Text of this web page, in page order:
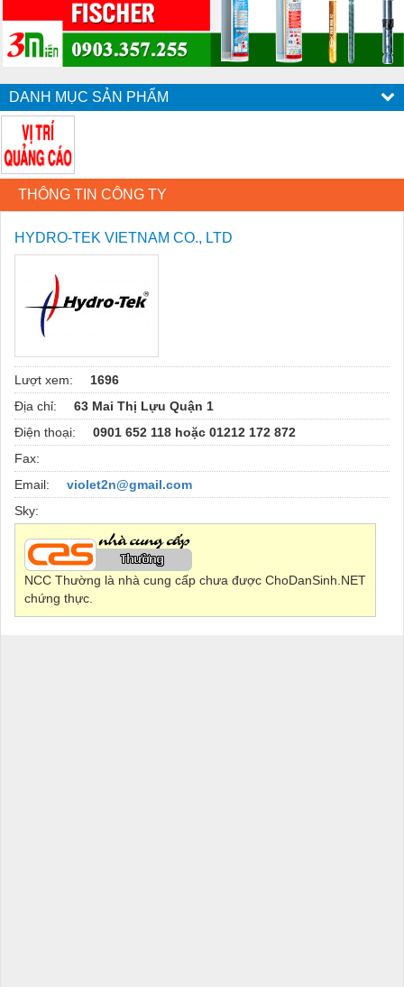
DANH MỤC SẢN PHẨM
THÔNG TIN CÔNG TY
HYDRO-TEK VIETNAM CO., LTD
Lượt xem:
1696
Địa chỉ:
63 Mai Thị Lựu Quận 1
Điện thoại:
0901 652 118 hoặc 01212 172 872
Fax:
Email:
violet2n@gmail.com
Sky:
NCC Thường là nhà cung cấp chưa được ChoDanSinh.NET
chứng thực.